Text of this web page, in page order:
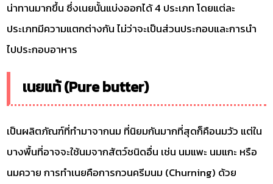
น่าทานมากขึ้น ซึ่งเนยนั้นแบ่งออกได้ 4 ประเภท โดยแต่ละ
ประเภทมีความแตกต่างกัน ไม่ว่าจะเป็นส่วนประกอบและการนำ
ไปประกอบอาหาร
เนยแท้ (Pure butter)
เป็นผลิตภัณฑ์ที่ทำมาจากนม ที่นิยมกันมากที่สุดก็คือนมวัว แต่ใน
บางพื้นที่อาจจะใช้นมจากสัตว์ชนิดอื่น เช่น นมแพะ นมแกะ หรือ
นมควาย การทำเนยคือการกวนครีมนม (Churning) ด้วย